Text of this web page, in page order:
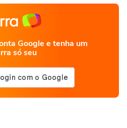
Google e tenha um
só seu